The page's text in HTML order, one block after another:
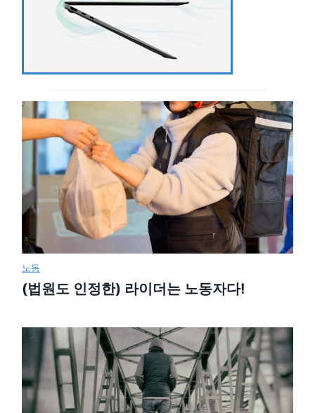
노동
(법원도 인정한) 라이더는 노동자다!